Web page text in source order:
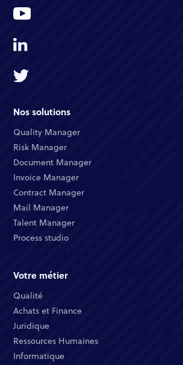
Nos solutions
Quality Manager​
Risk Manager​
Document Manager​
Invoice Manager​
Contract Manager​
Mail Manager​
Talent Manager​
Process studio
Votre métier
Qualité​
Achats et Finance ​
Juridique​​
Ressources Humaines​
Informatique ​